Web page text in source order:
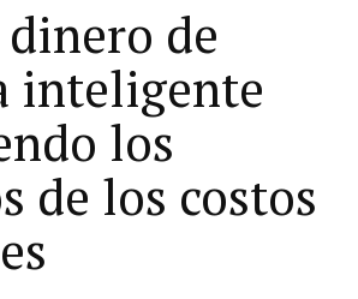
de
inteligente
los
de los costos